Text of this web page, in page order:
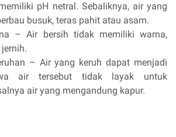
pH netral. Sebaliknya, air yang
busuk, teras pahit atau asam.
– Air bersih tidak memiliki warna,
– Air yang keruh dapat menjadi
air tersebut tidak layak untuk
air yang mengandung kapur.